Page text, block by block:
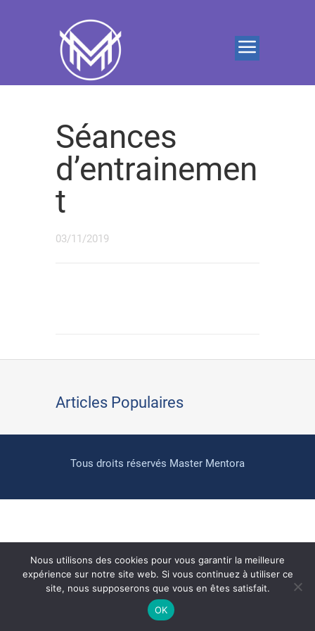
Séances
d’entrainemen
t
03/11/2019
Articles Populaires
Tous droits réservés Master Mentora
Nous utilisons des cookies pour vous garantir la meilleure
expérience sur notre site web. Si vous continuez à utiliser ce
site, nous supposerons que vous en êtes satisfait.
OK